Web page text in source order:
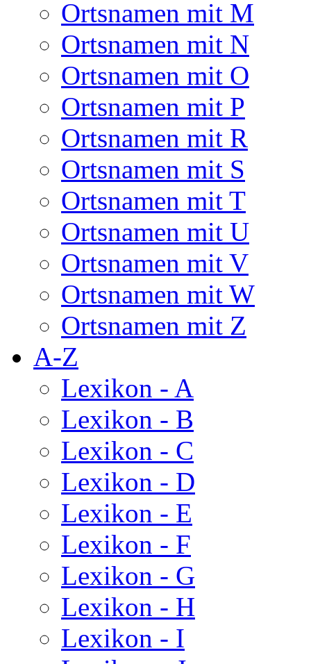
Ortsnamen mit M
Ortsnamen mit N
Ortsnamen mit O
Ortsnamen mit P
Ortsnamen mit R
Ortsnamen mit S
Ortsnamen mit T
Ortsnamen mit U
Ortsnamen mit V
Ortsnamen mit W
Ortsnamen mit Z
A-Z
Lexikon - A
Lexikon - B
Lexikon - C
Lexikon - D
Lexikon - E
Lexikon - F
Lexikon - G
Lexikon - H
Lexikon - I